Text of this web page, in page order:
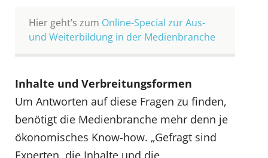
Hier geht’s zum Online-Special zur Aus-
und Weiterbildung in der Medienbranche
Inhalte und Verbreitungsformen
Um Antworten auf diese Fragen zu finden,
benötigt die Medienbranche mehr denn je
ökonomisches Know-how. „Gefragt sind